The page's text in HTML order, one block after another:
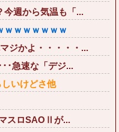
今週から気温も「...
ｗｗｗｗｗｗｗ
ジかよ・・・・・...
･急速な「デジ...
しいけどさ他
スロSAOⅡが...